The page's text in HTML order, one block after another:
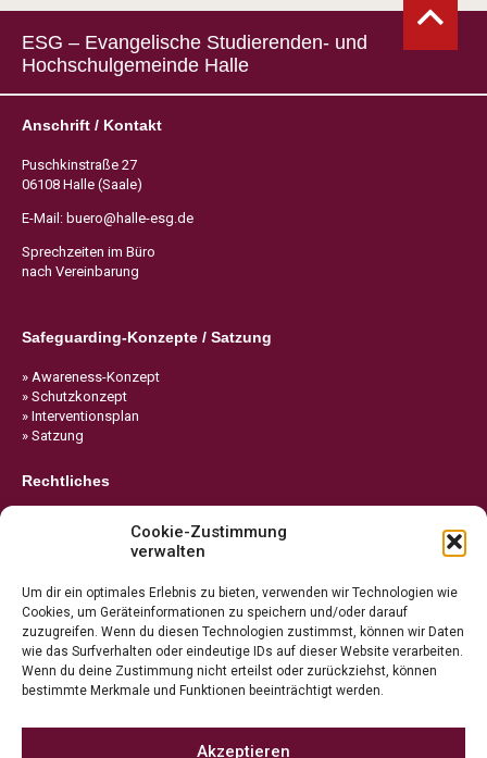
Cookie-Zustimmung
verwalten
Um dir ein optimales Erlebnis zu bieten, verwenden wir Technologien wie
Cookies, um Geräteinformationen zu speichern und/oder darauf
zuzugreifen. Wenn du diesen Technologien zustimmst, können wir Daten
wie das Surfverhalten oder eindeutige IDs auf dieser Website verarbeiten.
Wenn du deine Zustimmung nicht erteilst oder zurückziehst, können
bestimmte Merkmale und Funktionen beeinträchtigt werden.
Akzeptieren
ESG – Evangelische Studierenden- und
Hochschulgemeinde Halle
Anschrift / Kontakt
Puschkinstraße 27
06108 Halle (Saale)
E-Mail: buero@halle-esg.de
Sprechzeiten im Büro
nach Vereinbarung
Safeguarding-Konzepte / Satzung
» Awareness-Konzept
» Schutzkonzept
» Interventionsplan
» Satzung
Rechtliches
» Cookie-Richtlinie